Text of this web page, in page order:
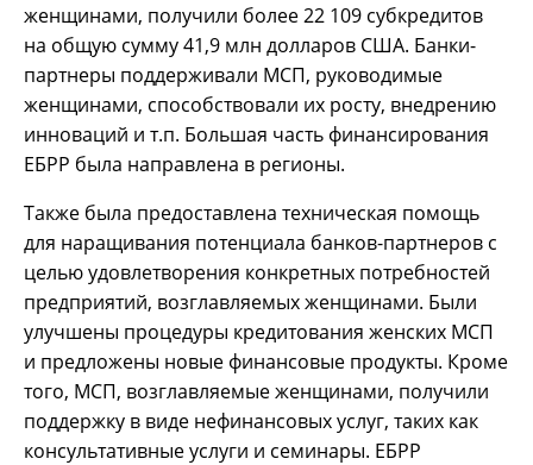
женщинами, получили более 22 109 субкредитов
на общую сумму 41,9 млн долларов США. Банки-
партнеры поддерживали МСП, руководимые
женщинами, способствовали их росту, внедрению
инноваций и т.п. Большая часть финансирования
ЕБРР была направлена в регионы.
Также была предоставлена техническая помощь
для наращивания потенциала банков-партнеров с
целью удовлетворения конкретных потребностей
предприятий, возглавляемых женщинами. Были
улучшены процедуры кредитования женских МСП
и предложены новые финансовые продукты. Кроме
того, МСП, возглавляемые женщинами, получили
поддержку в виде нефинансовых услуг, таких как
консультативные услуги и семинары. ЕБРР